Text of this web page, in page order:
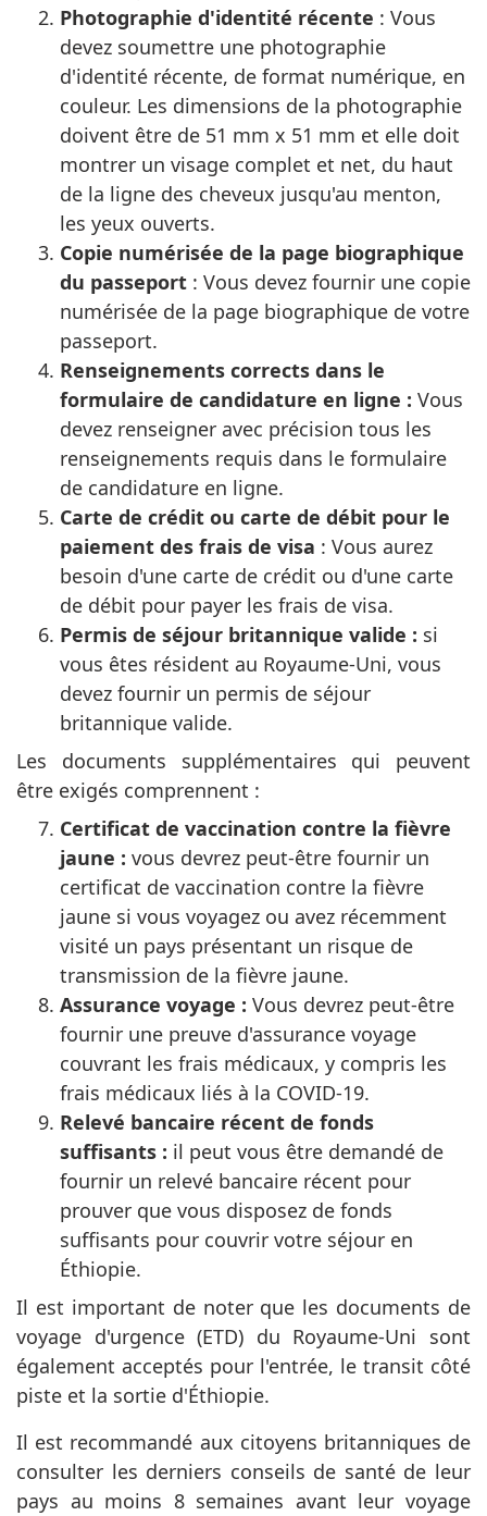
Photographie d'identité récente : Vous
devez soumettre une photographie
d'identité récente, de format numérique, en
couleur. Les dimensions de la photographie
doivent être de 51 mm x 51 mm et elle doit
montrer un visage complet et net, du haut
de la ligne des cheveux jusqu'au menton,
les yeux ouverts.
Copie numérisée de la page biographique
du passeport : Vous devez fournir une copie
numérisée de la page biographique de votre
passeport.
Renseignements corrects dans le
formulaire de candidature en ligne : Vous
devez renseigner avec précision tous les
renseignements requis dans le formulaire
de candidature en ligne.
Carte de crédit ou carte de débit pour le
paiement des frais de visa : Vous aurez
besoin d'une carte de crédit ou d'une carte
de débit pour payer les frais de visa.
Permis de séjour britannique valide : si
vous êtes résident au Royaume-Uni, vous
devez fournir un permis de séjour
britannique valide.
Les documents supplémentaires qui peuvent
être exigés comprennent :
Certificat de vaccination contre la fièvre
jaune : vous devrez peut-être fournir un
certificat de vaccination contre la fièvre
jaune si vous voyagez ou avez récemment
visité un pays présentant un risque de
transmission de la fièvre jaune.
Assurance voyage : Vous devrez peut-être
fournir une preuve d'assurance voyage
couvrant les frais médicaux, y compris les
frais médicaux liés à la COVID-19.
Relevé bancaire récent de fonds
suffisants : il peut vous être demandé de
fournir un relevé bancaire récent pour
prouver que vous disposez de fonds
suffisants pour couvrir votre séjour en
Éthiopie.
Il est important de noter que les documents de
voyage d'urgence (ETD) du Royaume-Uni sont
également acceptés pour l'entrée, le transit côté
piste et la sortie d'Éthiopie.
Il est recommandé aux citoyens britanniques de
consulter les derniers conseils de santé de leur
pays au moins 8 semaines avant leur voyage